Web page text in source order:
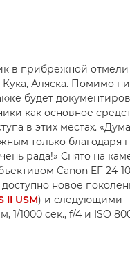
в прибрежной отмели
Аляска. Помимо
будет
как основное
в этих местах.
только благодаря
рада!» Снято на
Canon EF 24-
новое
II USM) и следующими
1/1000 сек., f/4 и ISO